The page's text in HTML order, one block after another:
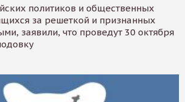
политиков и общественных
за решеткой и признанных
заявили, что проведут 30 октября